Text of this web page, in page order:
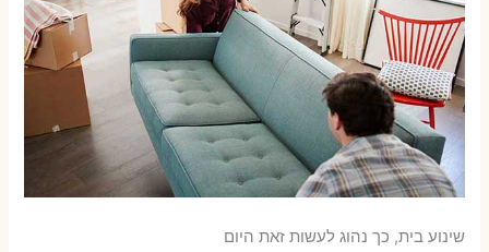
שינוע בית, כך נהוג לעשות זאת היום